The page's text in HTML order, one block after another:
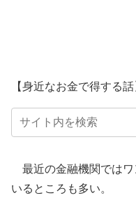
【身近なお金で得する
最近の金融機関ではワ
いるところも多い。